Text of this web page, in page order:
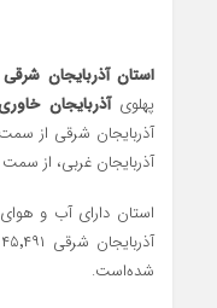
استان آذربایجان شرقی
پهلویآذربایجان
آذربایجان شرقی از
آذربایجان غربی، از
استان دارای آب و
شده‌است.